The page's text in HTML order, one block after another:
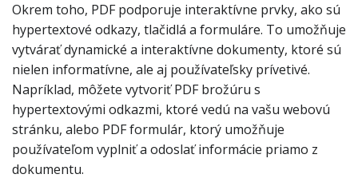
Okrem toho, PDF podporuje interaktívne prvky, ako sú
hypertextové odkazy, tlačidlá a formuláre. To umožňuje
vytvárať dynamické a interaktívne dokumenty, ktoré sú
nielen informatívne, ale aj používateľsky prívetivé.
Napríklad, môžete vytvoriť PDF brožúru s
hypertextovými odkazmi, ktoré vedú na vašu webovú
stránku, alebo PDF formulár, ktorý umožňuje
používateľom vyplniť a odoslať informácie priamo z
dokumentu.